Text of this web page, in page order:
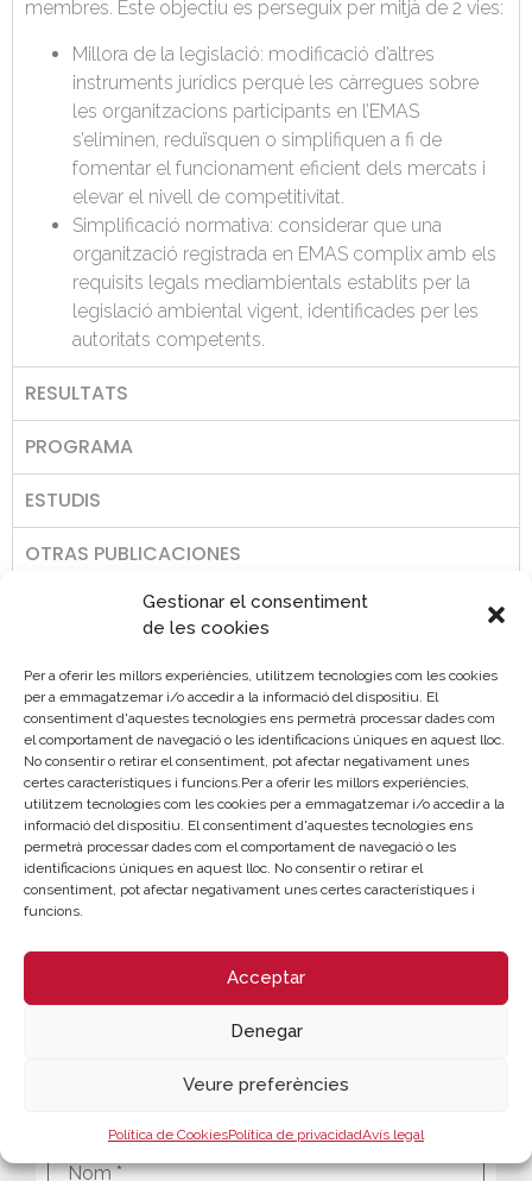
Gestionar el consentiment
de les cookies
Per a oferir les millors experiències, utilitzem tecnologies com les cookies
per a emmagatzemar i/o accedir a la informació del dispositiu. El
consentiment d'aquestes tecnologies ens permetrà processar dades com
el comportament de navegació o les identificacions úniques en aquest lloc.
No consentir o retirar el consentiment, pot afectar negativament unes
certes característiques i funcions.Per a oferir les millors experiències,
utilitzem tecnologies com les cookies per a emmagatzemar i/o accedir a la
informació del dispositiu. El consentiment d'aquestes tecnologies ens
permetrà processar dades com el comportament de navegació o les
identificacions úniques en aquest lloc. No consentir o retirar el
consentiment, pot afectar negativament unes certes característiques i
funcions.
Acceptar
Denegar
Veure preferències
Política de CookiesPolítica de privacidadAvís legal
membres. Este objectiu es perseguix per mitjà de 2 vies:
Millora de la legislació: modificació d’altres
instruments jurídics perquè les càrregues sobre
les organitzacions participants en l’EMAS
s’eliminen, reduïsquen o simplifiquen a fi de
fomentar el funcionament eficient dels mercats i
elevar el nivell de competitivitat.
Simplificació normativa: considerar que una
organització registrada en EMAS complix amb els
requisits legals mediambientals establits per la
legislació ambiental vigent, identificades per les
autoritats competents.
RESULTATS
PROGRAMA
ESTUDIS
OTRAS PUBLICACIONES
CONTACTE
Coordinador Gestión de Proyectos